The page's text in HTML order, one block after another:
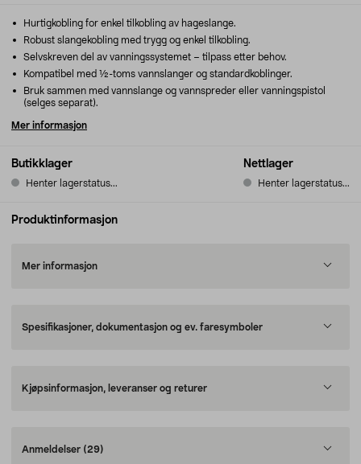
Butikklager
Henter lagerstatus...
Nettlager
Henter lagerstatus...
Hurtigkobling for enkel tilkobling av hageslange.
Robust slangekobling med trygg og enkel tilkobling.
Selvskreven del av vanningssystemet – tilpass etter behov.
Kompatibel med ½-toms vannslanger og standardkoblinger.
Bruk sammen med vannslange og vannspreder eller vanningspistol
(selges separat).
Mer informasjon
Produktinformasjon
Mer informasjon
Spesifikasjoner, dokumentasjon og ev. faresymboler
Kjøpsinformasjon, leveranser og returer
Anmeldelser (29)